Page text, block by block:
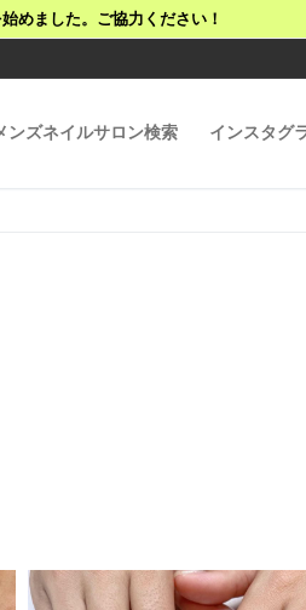
めました。ご協力ください！
ンズネイルサロン検索 インスタグ